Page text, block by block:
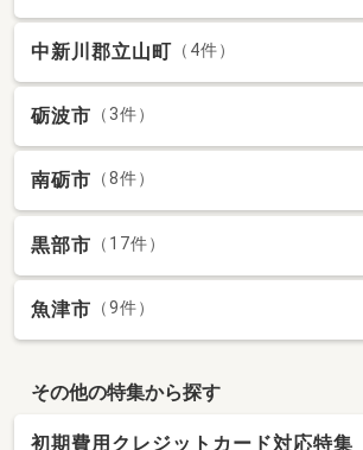
中新川郡立山町 （4件）
砺波市 （3件）
南砺市 （8件）
黒部市 （17件）
魚津市 （9件）
その他の特集から探す
初期費用クレジットカード対応特集